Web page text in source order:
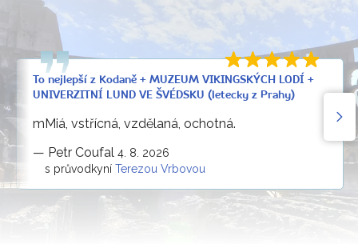
To nejlepší z Kodaně + MUZEUM VIKINGSKÝCH LODÍ +
UNIVERZITNÍ LUND VE ŠVÉDSKU (letecky z Prahy)
mMiá, vstřícná, vzdělaná, ochotná.
— Petr Coufal 4. 8. 2026
s průvodkyní Terezou Vrbovou